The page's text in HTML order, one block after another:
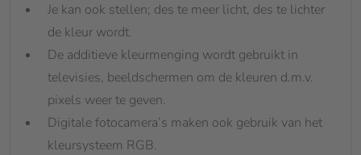
Je kan ook stellen; des te meer licht, des te lichter
de kleur wordt.
De additieve kleurmenging wordt gebruikt in
televisies, beeldschermen om de kleuren d.m.v.
pixels weer te geven.
Digitale fotocamera’s maken ook gebruik van het
kleursysteem RGB.